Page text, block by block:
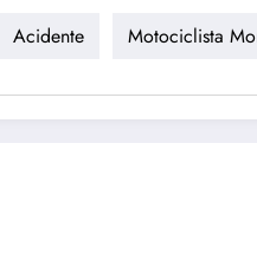
Acidente Motociclista